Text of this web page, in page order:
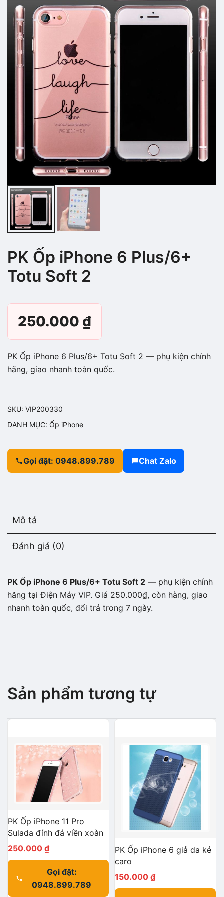
PK Ốp iPhone 6 Plus/6+
Totu Soft 2
250.000 ₫
PK Ốp iPhone 6 Plus/6+ Totu Soft 2 — phụ kiện chính
hãng, giao nhanh toàn quốc.
SKU: VIP200330
DANH MỤC: Ốp iPhone
Gọi đặt: 0948.899.789 Chat Zalo
Mô tả
Đánh giá (0)
PK Ốp iPhone 6 Plus/6+ Totu Soft 2 — phụ kiện chính
hãng tại Điện Máy VIP. Giá 250.000₫, còn hàng, giao
nhanh toàn quốc, đổi trả trong 7 ngày.
Sản phẩm tương tự
PK Ốp iPhone 11 Pro
Sulada đính đá viền xoàn
250.000 ₫
Gọi đặt:
0948.899.789
PK Ốp iPhone 6 giả da kẻ
caro
150.000 ₫